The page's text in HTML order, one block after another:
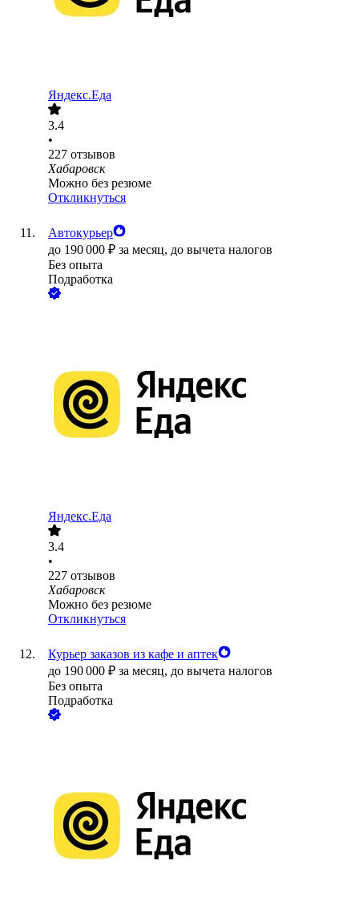
Яндекс.Еда
3.4
•
227 отзывов
Хабаровск
Можно без резюме
Откликнуться
Автокурьер
до 190 000 ₽ за месяц, до вычета налогов
Без опыта
Подработка
Яндекс.Еда
3.4
•
227 отзывов
Хабаровск
Можно без резюме
Откликнуться
Курьер заказов из кафе и аптек
до 190 000 ₽ за месяц, до вычета налогов
Без опыта
Подработка